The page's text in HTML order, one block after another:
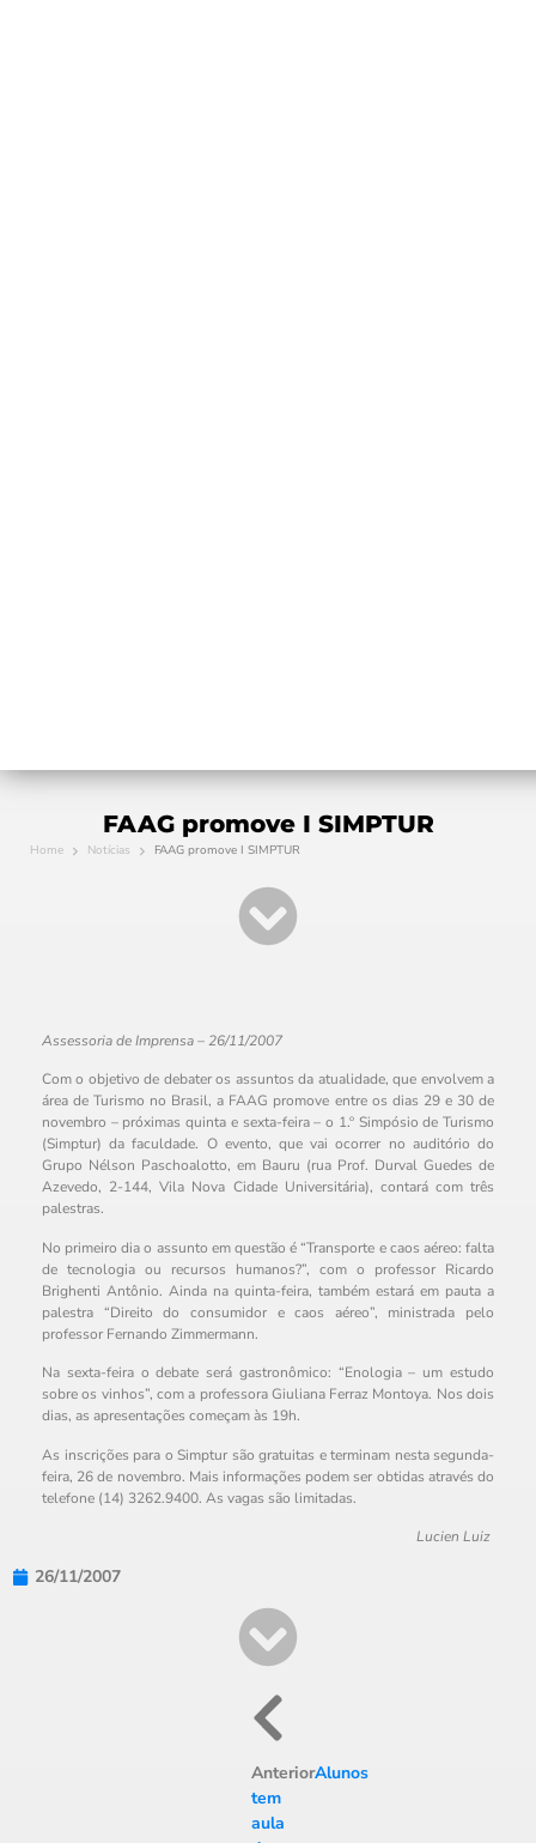
FAAG promove I SIMPTUR
Home Notícias FAAG promove I SIMPTUR
Assessoria de Imprensa – 26/11/2007
Com o objetivo de debater os assuntos da atualidade, que envolvem a
área de Turismo no Brasil, a FAAG promove entre os dias 29 e 30 de
novembro – próximas quinta e sexta-feira – o 1.º Simpósio de Turismo
(Simptur) da faculdade. O evento, que vai ocorrer no auditório do
Grupo Nélson Paschoalotto, em Bauru (rua Prof. Durval Guedes de
Azevedo, 2-144, Vila Nova Cidade Universitária), contará com três
palestras.
No primeiro dia o assunto em questão é “Transporte e caos aéreo: falta
de tecnologia ou recursos humanos?”, com o professor Ricardo
Brighenti Antônio. Ainda na quinta-feira, também estará em pauta a
palestra “Direito do consumidor e caos aéreo”, ministrada pelo
professor Fernando Zimmermann.
Na sexta-feira o debate será gastronômico: “Enologia – um estudo
sobre os vinhos”, com a professora Giuliana Ferraz Montoya. Nos dois
dias, as apresentações começam às 19h.
As inscrições para o Simptur são gratuitas e terminam nesta segunda-
feira, 26 de novembro. Mais informações podem ser obtidas através do
telefone (14) 3262.9400. As vagas são limitadas.
Lucien Luiz
26/11/2007
AnteriorAlunos
tem
aula